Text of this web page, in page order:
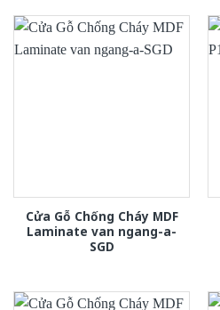
Cửa Gỗ Chống Cháy MDF
Laminate van ngang-a-
SGD